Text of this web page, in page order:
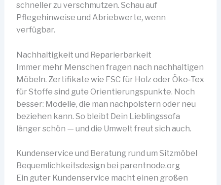
schneller zu verschmutzen. Schau auf
Pflegehinweise und Abriebwerte, wenn
verfügbar.
Nachhaltigkeit und Reparierbarkeit
Immer mehr Menschen fragen nach nachhaltigen
Möbeln. Zertifikate wie FSC für Holz oder Öko‑Tex
für Stoffe sind gute Orientierungspunkte. Noch
besser: Modelle, die man nachpolstern oder neu
beziehen kann. So bleibt Dein Lieblingssofa
länger schön — und die Umwelt freut sich auch.
Kundenservice und Beratung rund um Sitzmöbel
Bequemlichkeitsdesign bei parentnode.org
Ein guter Kundenservice macht einen großen